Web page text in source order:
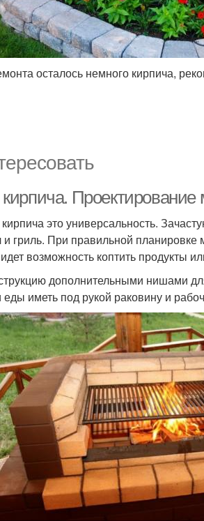
осталось немного кирпича,
Проектирование
это универсальность.
гриль. При правильной планировке
возможность коптить продукты
дополнительными нишами
иметь под рукой раковину и